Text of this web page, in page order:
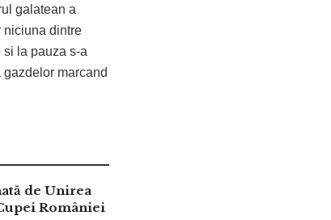
galatean a
niciuna dintre
la pauza s-a
marcand
de Unirea
României